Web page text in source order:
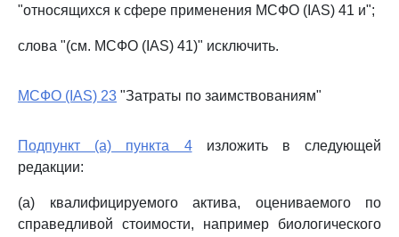
"относящихся к сфере применения МСФО (IAS) 41 и";
слова "(см. МСФО (IAS) 41)" исключить.
МСФО (IAS) 23 "Затраты по заимствованиям"
Подпункт (a) пункта 4изложить в следующей
редакции:
(a) квалифицируемого актива, оцениваемого по
справедливой стоимости, например биологического